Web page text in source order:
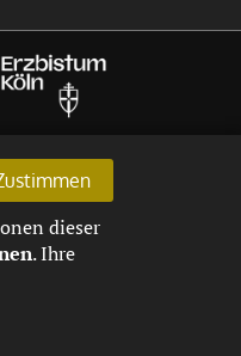
dieser
. Ihre